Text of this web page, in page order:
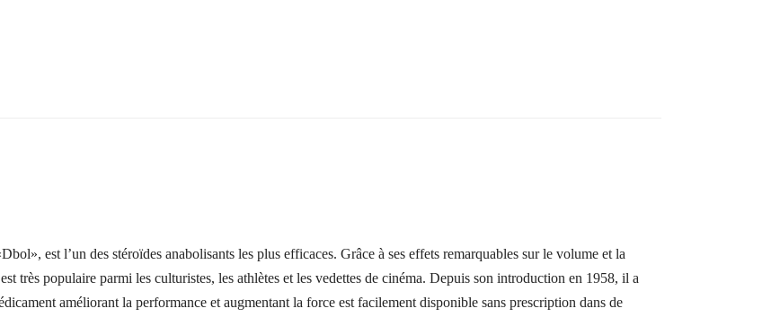
est l’un des stéroïdes anabolisants les plus efficaces. Grâce à ses effets remarquables sur le volume et la
très populaire parmi les culturistes, les athlètes et les vedettes de cinéma. Depuis son introduction en 1958, il a
améliorant la performance et augmentant la force est facilement disponible sans prescription dans de